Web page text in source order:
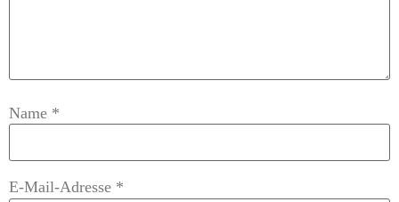
Name *
E-Mail-Adresse *